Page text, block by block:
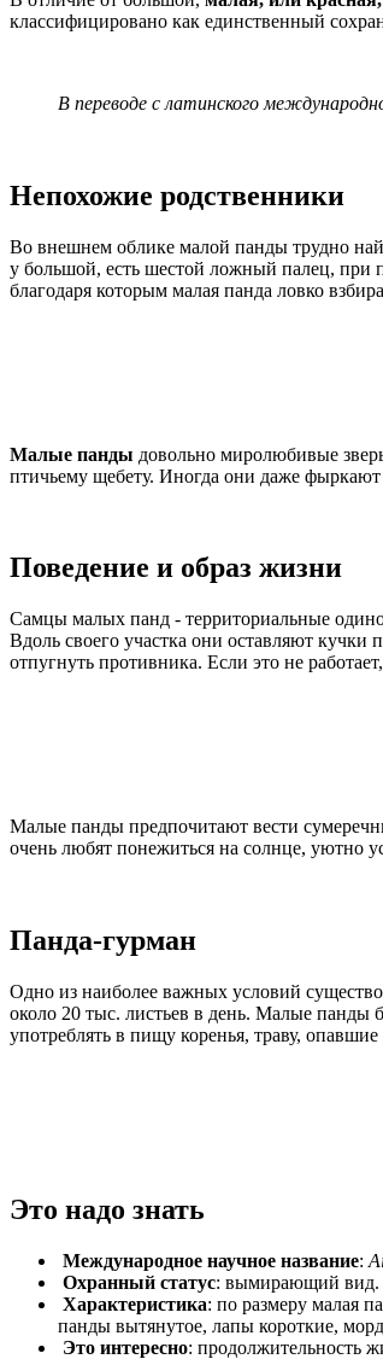
классифицировано как единственный
В переводе с латинского
Непохожие родственники
Во внешнем облике малой панды трудно
у большой, есть шестой ложный палец, при
благодаря которым малая панда ловко
Малые панды довольно миролюбивые
птичьему щебету. Иногда они даже фыркают
Поведение и образ жизни
Самцы малых панд - территориальные
Вдоль своего участка они оставляют
отпугнуть противника. Если это не
Малые панды предпочитают вести
очень любят понежиться на солнце, уютно
Панда-гурман
Одно из наиболее важных условий
около 20 тыс. листьев в день. Малые панды
употреблять в пищу коренья, траву,
Это надо знать
Международное научное название:
Охранный статус: вымирающий вид.
Характеристика: по размеру малая
панды вытянутое, лапы короткие,
Это интересно: продолжительность